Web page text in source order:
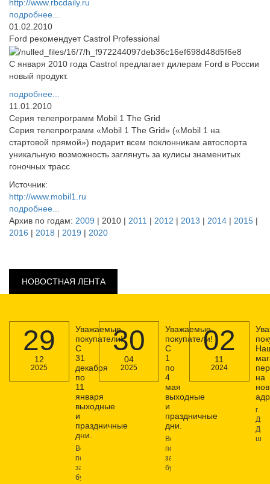
http://www.rbcdaily.ru
подробнее...
01.02.2010
Ford рекомендует Castrol Professional
С января 2010 года Castrol предлагает дилерам Ford в России
новый продукт.
подробнее...
11.01.2010
Серия телепрограмм Mobil 1 The Grid
Серия телепрограмм «Mobil 1 The Grid» («Mobil 1 на
стартовой прямой») подарит всем поклонникам автоспорта
уникальную возможность заглянуть за кулисы знаменитых
гоночных трасс
Источник:
http://www.mobil1.ru
подробнее...
Архив по годам: 2009 | 2010 | 2011 | 2012 | 2013 | 2014 | 2015 |
2016 | 2018 | 2019 | 2020
НОВОСТНАЯ ЛЕНТА
29
12
2025
Уважаемые
покупатели!
С
31
декабря
по
11
января
выходные
и
праздничные
дни.
Все
поступившие
заказы
будут
30
04
2025
Уважаемые
покупатели!
С
1
по
4
мая
выходные
и
праздничные
дни.
Все
поступившие
заказы
будут
02
11
2024
на
г.